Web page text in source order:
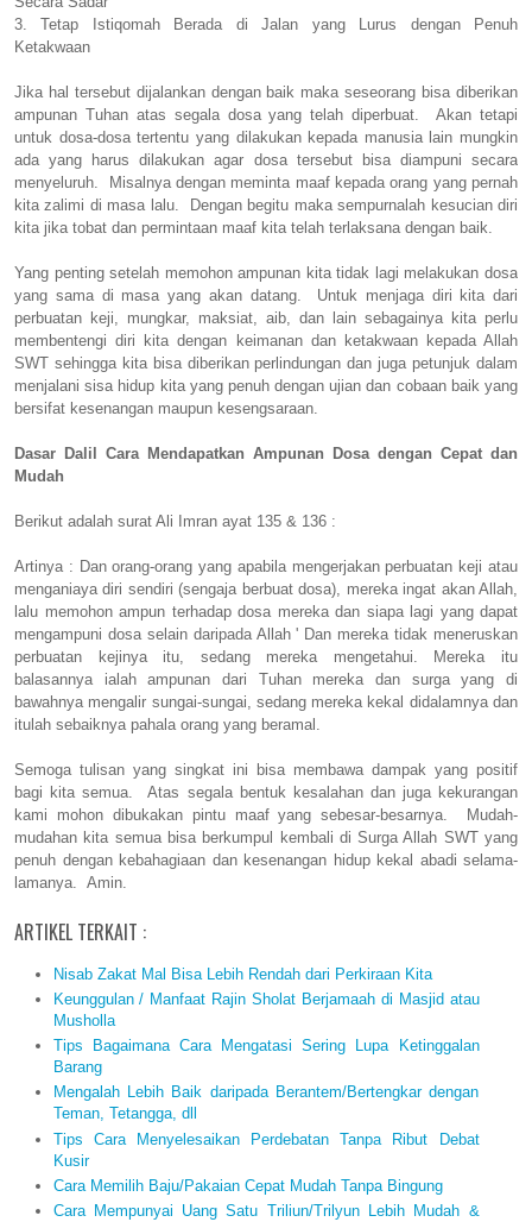
3. Tetap Istiqomah Berada di Jalan yang Lurus dengan Penuh
Ketakwaan
Jika hal tersebut dijalankan dengan baik maka seseorang bisa diberikan
ampunan Tuhan atas segala dosa yang telah diperbuat. Akan tetapi
untuk dosa-dosa tertentu yang dilakukan kepada manusia lain mungkin
ada yang harus dilakukan agar dosa tersebut bisa diampuni secara
menyeluruh. Misalnya dengan meminta maaf kepada orang yang pernah
kita zalimi di masa lalu. Dengan begitu maka sempurnalah kesucian diri
kita jika tobat dan permintaan maaf kita telah terlaksana dengan baik.
Yang penting setelah memohon ampunan kita tidak lagi melakukan dosa
yang sama di masa yang akan datang. Untuk menjaga diri kita dari
perbuatan keji, mungkar, maksiat, aib, dan lain sebagainya kita perlu
membentengi diri kita dengan keimanan dan ketakwaan kepada Allah
SWT sehingga kita bisa diberikan perlindungan dan juga petunjuk dalam
menjalani sisa hidup kita yang penuh dengan ujian dan cobaan baik yang
bersifat kesenangan maupun kesengsaraan.
Dasar Dalil Cara Mendapatkan Ampunan Dosa dengan Cepat dan
Mudah
Berikut adalah surat Ali Imran ayat 135 & 136 :
Artinya : Dan orang-orang yang apabila mengerjakan perbuatan keji atau
menganiaya diri sendiri (sengaja berbuat dosa), mereka ingat akan Allah,
lalu memohon ampun terhadap dosa mereka dan siapa lagi yang dapat
mengampuni dosa selain daripada Allah ' Dan mereka tidak meneruskan
perbuatan kejinya itu, sedang mereka mengetahui. Mereka itu
balasannya ialah ampunan dari Tuhan mereka dan surga yang di
bawahnya mengalir sungai-sungai, sedang mereka kekal didalamnya dan
itulah sebaiknya pahala orang yang beramal.
Semoga tulisan yang singkat ini bisa membawa dampak yang positif
bagi kita semua. Atas segala bentuk kesalahan dan juga kekurangan
kami mohon dibukakan pintu maaf yang sebesar-besarnya. Mudah-
mudahan kita semua bisa berkumpul kembali di Surga Allah SWT yang
penuh dengan kebahagiaan dan kesenangan hidup kekal abadi selama-
lamanya. Amin.
ARTIKEL TERKAIT :
Nisab Zakat Mal Bisa Lebih Rendah dari Perkiraan Kita
Keunggulan / Manfaat Rajin Sholat Berjamaah di Masjid atau
Musholla
Tips Bagaimana Cara Mengatasi Sering Lupa Ketinggalan
Barang
Mengalah Lebih Baik daripada Berantem/Bertengkar dengan
Teman, Tetangga, dll
Tips Cara Menyelesaikan Perdebatan Tanpa Ribut Debat
Kusir
Cara Memilih Baju/Pakaian Cepat Mudah Tanpa Bingung
Cara Mempunyai Uang Satu Triliun/Trilyun Lebih Mudah &